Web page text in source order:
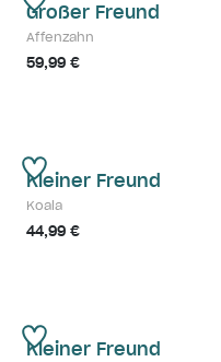
Großer Freund
Affenzahn
59,99 €
Kleiner Freund
Koala
44,99 €
Kleiner Freund